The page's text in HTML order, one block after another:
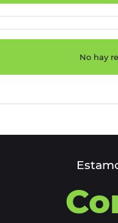
No hay